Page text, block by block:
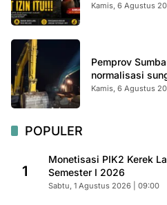
Kamis, 6 Agustus
Pemprov
normalisasi
Kamis, 6 Agustus
POPULER
1
Monetisasi PIK2 Kerek
Semester I 2026
Sabtu, 1 Agustus 2026 | 09:00